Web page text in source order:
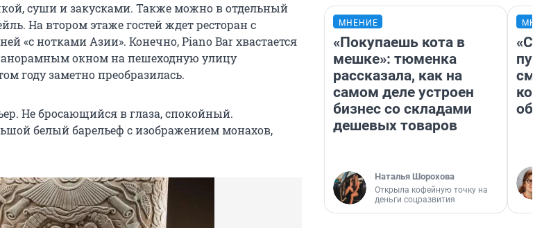
суши и закусками. Также можно в отдельный
На втором этаже гостей ждет ресторан с
«с нотками Азии». Конечно, Piano Bar хвастается
окном на пешеходную улицу
году заметно преобразилась.
Не бросающийся в глаза, спокойный.
белый барельеф с изображением монахов,
МНЕНИЕ
«Покупаешь кота в
мешке»: тюменка
рассказала, как на
самом деле устроен
бизнес со складами
дешевых товаров
Наталья Шорохова
Открыла кофейную точку на
деньги соцразвития